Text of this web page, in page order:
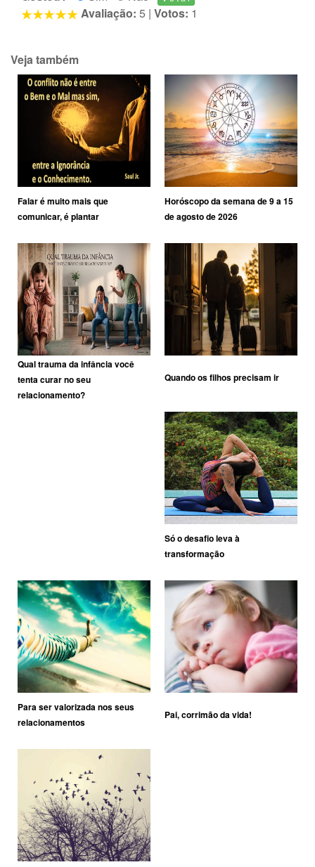
Avaliação: 5 | Votos: 1
Veja também
Falar é muito mais que
comunicar, é plantar
Horóscopo da semana de 9 a 15
de agosto de 2026
Qual trauma da infância você
tenta curar no seu
relacionamento?
Quando os filhos precisam ir
Só o desafio leva à
transformação
Para ser valorizada nos seus
relacionamentos
Pai, corrimão da vida!